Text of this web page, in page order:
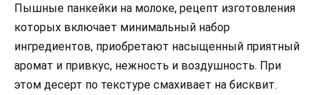
Пышные панкейки на молоке, рецепт изготовления
которых включает минимальный набор
ингредиентов, приобретают насыщенный приятный
аромат и привкус, нежность и воздушность. При
этом десерт по текстуре смахивает на бисквит.